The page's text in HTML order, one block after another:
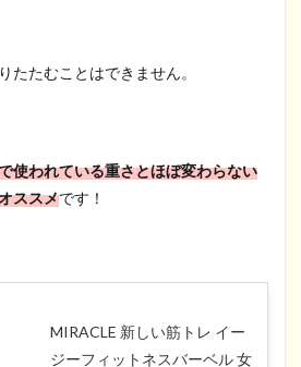
たたむことはできません。
使われている重さとほぼ変わらない
ススメです！
MIRACLE 新しい筋トレ イー
ジーフィットネスバーベル 女